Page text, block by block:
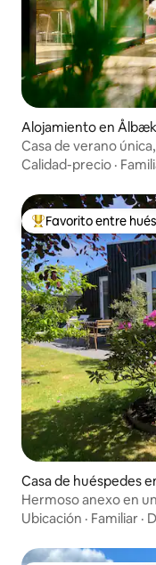
Alojamiento en Ålbæk
Casa de verano
Calidad-precio ·
Favorito entre
Favorito entre
Casa de huéspedes
Hermoso anexo en
Vippe
Ubicación · Familiar ·